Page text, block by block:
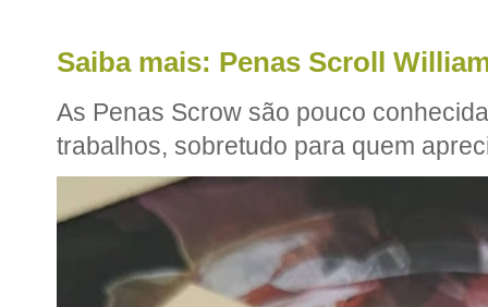
Saiba mais: Penas Scroll
As Penas Scrow são pouco
trabalhos, sobretudo para quem